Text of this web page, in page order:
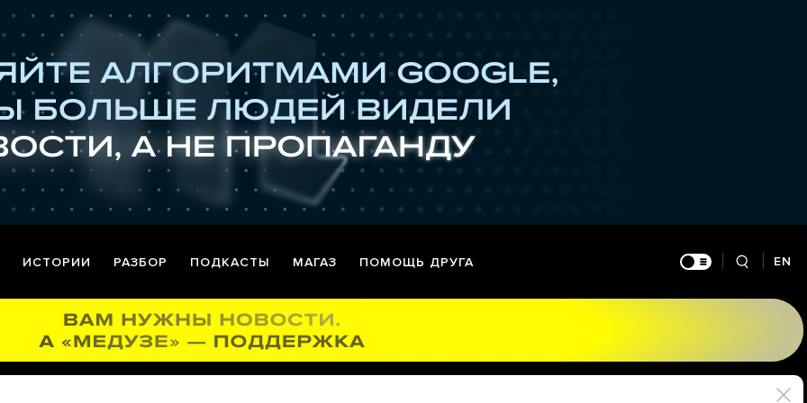
ИСТОРИИ РАЗБОР ПОДКАСТЫ МАГАЗ ПОМОЩЬ ДРУГА EN